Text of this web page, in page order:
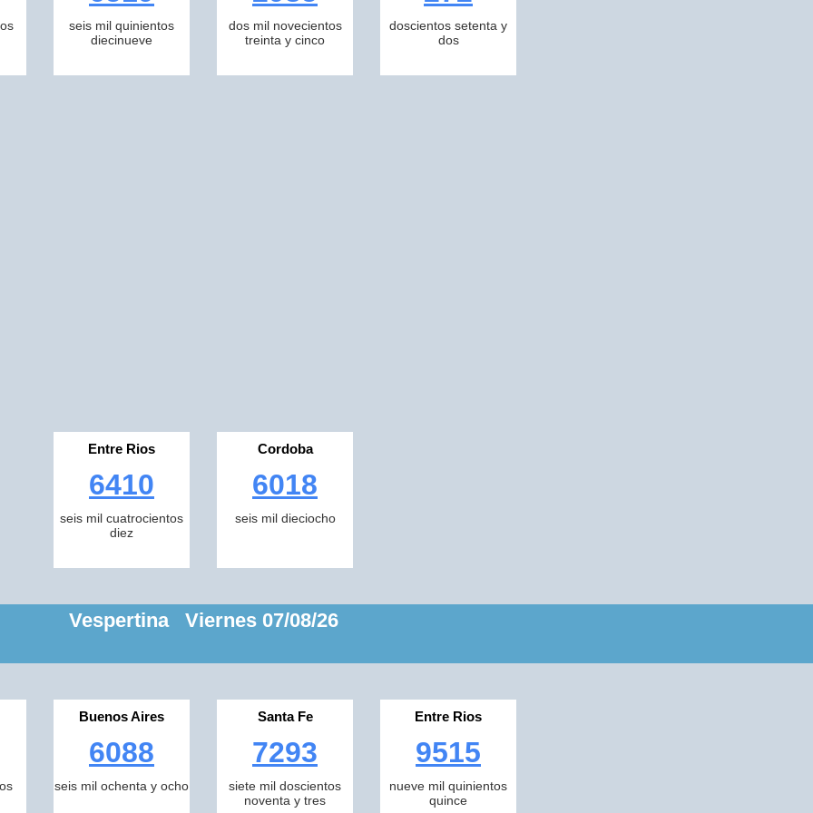
seis mil quinientos
diecinueve
dos mil novecientos
treinta y cinco
doscientos setenta y
dos
Entre Rios
6410
seis mil cuatrocientos
diez
Cordoba
6018
seis mil dieciocho
Vespertina Viernes 07/08/26
Buenos Aires
6088
seis mil ochenta y ocho
Santa Fe
7293
siete mil doscientos
noventa y tres
Entre Rios
9515
nueve mil quinientos
quince